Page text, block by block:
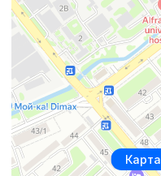
Карта